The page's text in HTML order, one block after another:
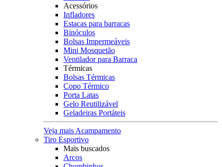
Acessórios
Infladores
Estacas para barracas
Binóculos
Bolsas Impermeáveis
Mini Mosquetão
Ventilador para Barraca
Térmicas
Bolsas Térmicas
Copo Térmico
Porta Latas
Gelo Reutilizável
Geladeiras Portáteis
Veja mais Acampamento
Tiro Esportivo
Mais buscados
Arcos